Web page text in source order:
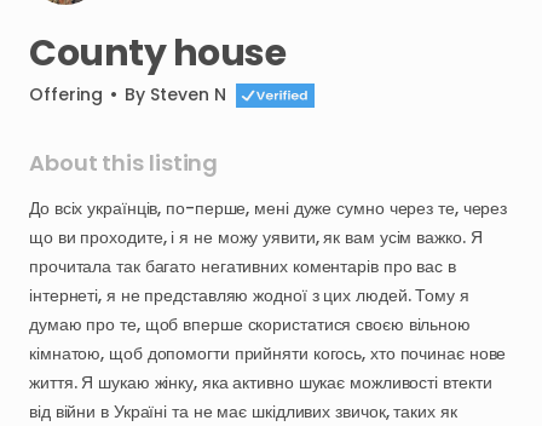
Countyhouse
Offering • By Steven N
About this listing
До всіх українців​,​ по-перше​,​ мені дуже сумно через те​,​ через
що ви проходите​,​ і я не можу уявити​,​як вам усім важко. Я
прочитала так багато негативних коментарів про вас в
інтернеті​,​ я не представляю жодної з цих людей.Тому я
думаю про те​,​ щоб вперше скористатися своєю вільною
кімнатою​,​ щоб допомогти прийняти когось​,​ хто починає нове
життя. Я шукаю жінку​,​ якаактивно шукає можливості втекти
від війни в Україні та не має шкідливих звичок​,​таких як